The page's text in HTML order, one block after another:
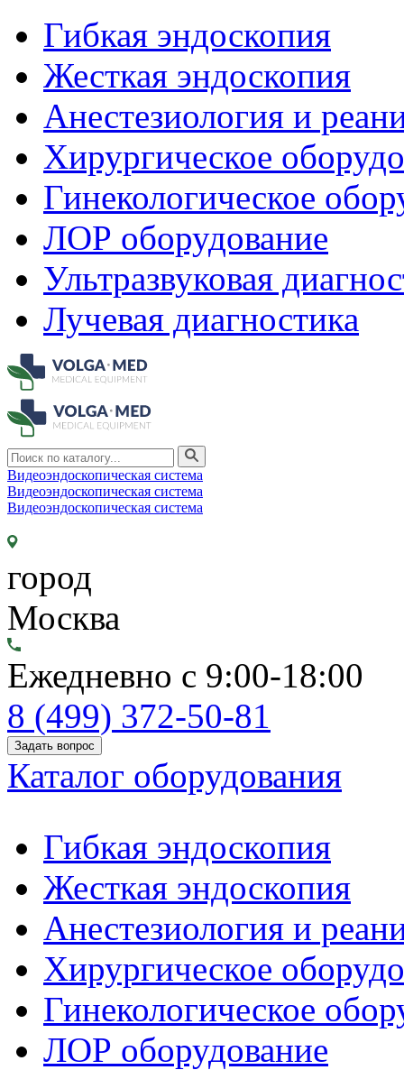
Гибкая эндоскопия
Жесткая эндоскопия
Анестезиология и
Хирургическое
Гинекологическое
ЛОР оборудование
Ультразвуковая
Лучевая диагностика
Видеоэндоскопическая система
Видеоэндоскопическая система
Видеоэндоскопическая система
город
Москва
Ежедневно с 9:00-18:00
8 (499) 372-50-81
Задать вопрос
Каталог оборудования
Гибкая эндоскопия
Жесткая эндоскопия
Анестезиология и
Хирургическое
Гинекологическое
ЛОР оборудование